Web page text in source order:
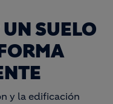
SUELO
y la edificación